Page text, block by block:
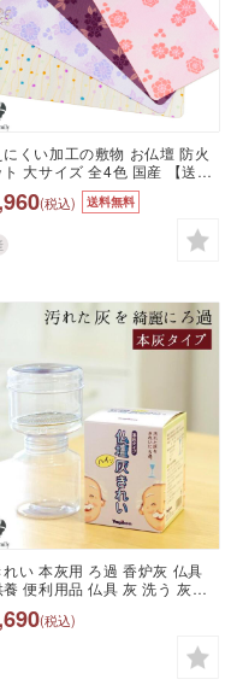
くい加工の敷物 お仏壇 防火
ト 大サイズ 全4色 国産 【送料
仏具 手元供養 供養 シンプル
物 難炎 防炎 仏壇マット 経机掛
柄 ピンク 紫 ボーダー かわい
しゃれ 花柄 水子供養 日本製
桜特集
(税込) 送料無料
れい 本灰用 ろ過 香炉灰 仏具
養 便利用品 仏具 灰 洗う 灰き
掃除 手入れ 仏壇 クリーン 洗
ふるい こしき ハイ 綺麗 終活
(税込)